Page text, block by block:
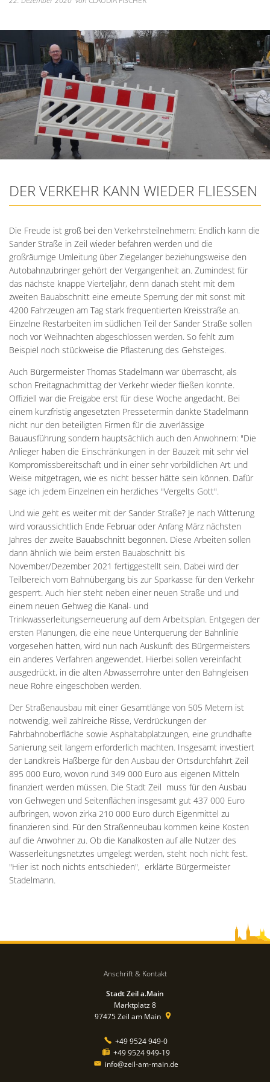
2026
Stellenangebote Bauhofmitarbeiter für
Bekanntmachungen
Errichtung von
Managementplan Natura
Bekanntmachung der
Bekanntmachung zum
Kommunalwahl 2026
Friedhof
Friedhof
Friedhof
Friedhof
Wein, Bier und Edelbrände
DER VERKEHR KANN WIEDER FLIESSEN
Die Freude ist groß bei den Verkehrsteilnehmern: Endlich kann die
Sander Straße in Zeil wieder befahren werden und die
großräumige Umleitung über Ziegelanger beziehungsweise den
Autobahnzubringer gehört der Vergangenheit an. Zumindest für
das nächste knappe Vierteljahr, denn danach steht mit dem
zweiten Bauabschnitt eine erneute Sperrung der mit sonst mit
4200 Fahrzeugen am Tag stark frequentierten Kreisstraße an.
Einzelne Restarbeiten im südlichen Teil der Sander Straße sollen
noch vor Weihnachten abgeschlossen werden. So fehlt zum
Beispiel noch stückweise die Pflasterung des Gehsteiges.
Auch Bürgermeister Thomas Stadelmann war überrascht, als
schon Freitagnachmittag der Verkehr wieder fließen konnte.
Offiziell war die Freigabe erst für diese Woche angedacht. Bei
einem kurzfristig angesetzten Pressetermin dankte Stadelmann
nicht nur den beteiligten Firmen für die zuverlässige
Bauausführung sondern hauptsächlich auch den Anwohnern: "Die
Anlieger haben die Einschränkungen in der Bauzeit mit sehr viel
Kompromissbereitschaft und in einer sehr vorbildlichen Art und
Weise mitgetragen, wie es nicht besser hätte sein können. Dafür
sage ich jedem Einzelnen ein herzliches "Vergelts Gott".
Und wie geht es weiter mit der Sander Straße? Je nach Witterung
wird voraussichtlich Ende Februar oder Anfang März nächsten
Jahres der zweite Bauabschnitt begonnen. Diese Arbeiten sollen
dann ähnlich wie beim ersten Bauabschnitt bis
November/Dezember 2021 fertiggestellt sein. Dabei wird der
Teilbereich vom Bahnübergang bis zur Sparkasse für den Verkehr
gesperrt. Auch hier steht neben einer neuen Straße und und
einem neuen Gehweg die Kanal- und
Trinkwasserleitungserneuerung auf dem Arbeitsplan. Entgegen der
ersten Planungen, die eine neue Unterquerung der Bahnlinie
vorgesehen hatten, wird nun nach Auskunft des Bürgermeisters
ein anderes Verfahren angewendet. Hierbei sollen vereinfacht
ausgedrückt, in die alten Abwasserrohre unter den Bahngleisen
neue Rohre eingeschoben werden.
Der Straßenausbau mit einer Gesamtlänge von 505 Metern ist
notwendig, weil zahlreiche Risse, Verdrückungen der
Fahrbahnoberfläche sowie Asphaltabplatzungen, eine grundhafte
Sanierung seit langem erforderlich machten. Insgesamt investiert
der Landkreis Haßberge für den Ausbau der Ortsdurchfahrt Zeil
895 000 Euro, wovon rund 349 000 Euro aus eigenen Mitteln
finanziert werden müssen. Die Stadt Zeil muss für den Ausbau
von Gehwegen und Seitenflächen insgesamt gut 437 000 Euro
aufbringen, wovon zirka 210 000 Euro durch Eigenmittel zu
finanzieren sind. Für den Straßenneubau kommen keine Kosten
auf die Anwohner zu. Ob die Kanalkosten auf alle Nutzer des
Wasserleitungsnetztes umgelegt werden, steht noch nicht fest.
"Hier ist noch nichts entschieden", erklärte Bürgermeister
Stadelmann.
Anschrift & Kontakt
Stadt Zeil a.Main
Marktplatz 8
97475Zeil am Main
+49 9524 949-0
+49 9524 949-19
info@zeil-am-main.de